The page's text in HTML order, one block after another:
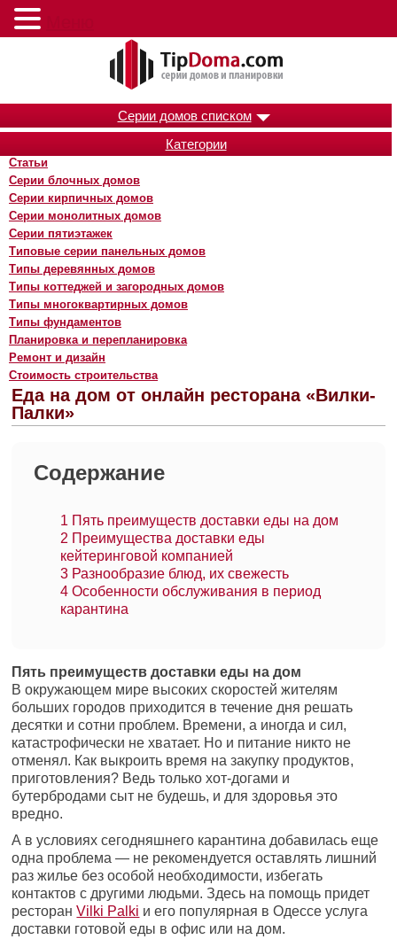
Серии домов списком
Категории
Статьи
Серии блочных домов
Серии кирпичных домов
Серии монолитных домов
Серии пятиэтажек
Типовые серии панельных домов
Типы деревянных домов
Типы коттеджей и загородных домов
Типы многоквартирных домов
Типы фундаментов
Планировка и перепланировка
Ремонт и дизайн
Стоимость строительства
Еда на дом от онлайн ресторана «Вилки-
Палки»
Содержание
1 Пять преимуществ доставки еды на дом
2 Преимущества доставки еды
кейтеринговой компанией
3 Разнообразие блюд, их свежесть
4 Особенности обслуживания в период
карантина
Пять преимуществ доставки еды на дом
В окружающем мире высоких скоростей жителям
больших городов приходится в течение дня решать
десятки и сотни проблем. Времени, а иногда и сил,
катастрофически не хватает. Но и питание никто не
отменял. Как выкроить время на закупку продуктов,
приготовления? Ведь только хот-догами и
бутербродами сыт не будешь, и для здоровья это
вредно.
А в условиях сегодняшнего карантина добавилась еще
одна проблема — не рекомендуется оставлять лишний
раз жилье без особой необходимости, избегать
контактов с другими людьми. Здесь на помощь придет
ресторанVilki Palki и его популярная в Одессе услуга
доставки готовой еды в офис или на дом.